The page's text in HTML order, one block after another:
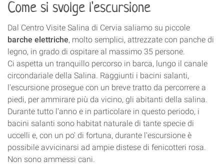
Come si svolge l'escursione
Dal Centro Visite Salina di Cervia saliamo su piccole
barche elettriche, molto semplici, attrezzate con panche di
legno, in grado di ospitare al massimo 35 persone.
Ci aspetta un tranquillo percorso in barca, lungo il canale
circondariale della Salina. Raggiunti i bacini salanti,
l'escursione prosegue con un breve tratto da percorrere a
piedi, per ammirare più da vicino, gli abitanti della salina.
Durante tutto l'anno e in particolare in questo periodo, i
bacini salanti sono habitat naturale di tante specie di
uccelli e, con un po' di fortuna, durante l'escursione è
possibile avvicinarsi ad ampie distese di fenicotteri rosa.
Non sono ammessi cani.